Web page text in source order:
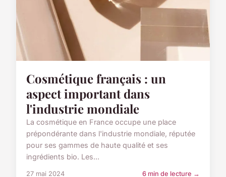
Cosmétique français : un
aspect important dans
l'industrie mondiale
La cosmétique en France occupe une place
prépondérante dans l'industrie mondiale, réputée
pour ses gammes de haute qualité et ses
ingrédients bio. Les...
27 mai 2024 6 min de lecture →